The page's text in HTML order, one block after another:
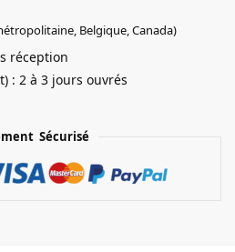
Belgique, Canada)
réception
: 2 à 3 jours ouvrés
Sécurisé